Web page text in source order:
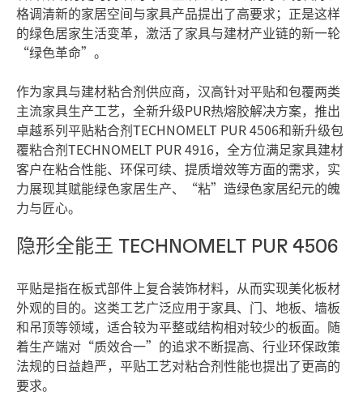
格调清新的家居空间与家具产品提出了高要求；正是这样
的绿色居家生活变革，激活了家具与建材产业链的新一轮
“绿色革命”。
作为家具与建材粘合剂供应商，汉高针对平贴和包覆两类
主流家具生产工艺，全新升级PUR热熔胶解决方案，推出
卓越系列平贴粘合剂TECHNOMELT PUR 4506和新升级包
覆粘合剂TECHNOMELT PUR 4916，全方位满足家具建材
客户在粘合性能、环保可续、提质增效等方面的需求，实
力展现其赋能绿色家居生产、“粘”造绿色家居纪元的魄
力与匠心。
隐形全能王 TECHNOMELT PUR 4506
平贴是指在板式部件上复合装饰材料，从而实现美化板材
外观的目的。这类工艺广泛应用于家具、门、地板、墙板
和吊顶等领域，适合较为平整或结构相对较少的板面。随
着生产端对“质效合一”的追求不断提高、行业环保政策
法规的日益趋严，平贴工艺对粘合剂性能也提出了更高的
要求。